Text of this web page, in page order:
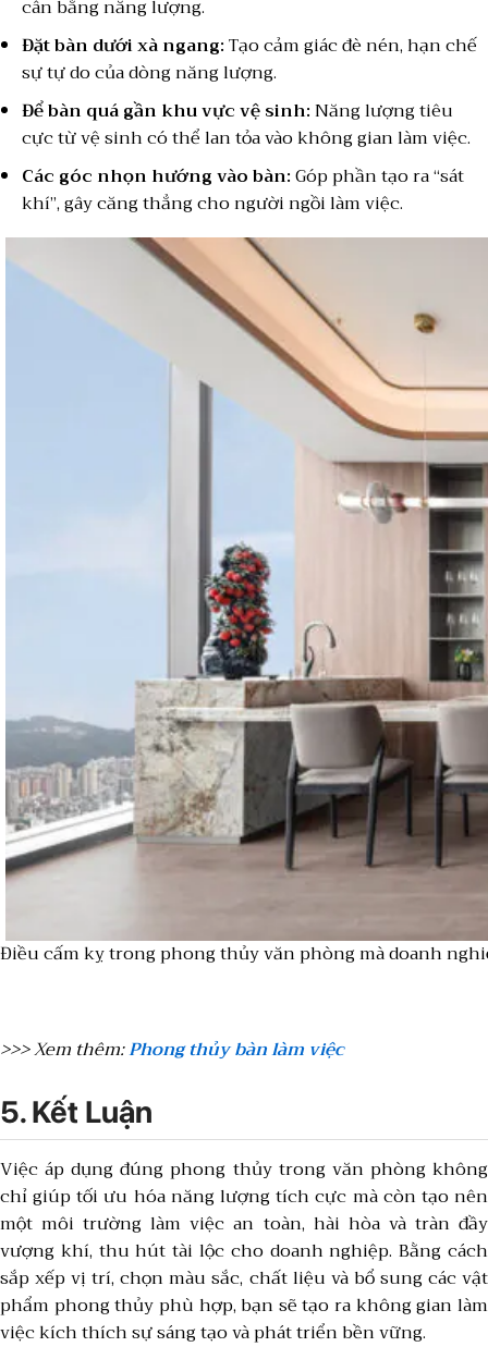
cân bằng năng lượng.
Đặt bàn dưới xà ngang:Tạo cảm giác đè nén, hạn chế
sự tự do của dòng năng lượng.
Để bàn quá gần khu vực vệ sinh:Năng lượng tiêu
cực từ vệ sinh có thể lan tỏa vào không gian làm việc.
Các góc nhọn hướng vào bàn:Góp phần tạo ra “sát
khí”, gây căng thẳng cho người ngồi làm việc.
Điều cấm kỵ trong phong thủy văn phòng mà doanh
>>> Xem thêm:Phong thủy bàn làm việc
5. Kết Luận
Việc áp dụng đúng phong thủy trong văn phòng không
chỉ giúp tối ưu hóa năng lượng tích cực mà còn tạo nên
một môi trường làm việc an toàn, hài hòa và tràn đầy
vượng khí, thu hút tài lộc cho doanh nghiệp. Bằng cách
sắp xếp vị trí, chọn màu sắc, chất liệu và bổ sung các vật
phẩm phong thủy phù hợp, bạn sẽ tạo ra không gian làm
việc kích thích sự sáng tạo và phát triển bền vững.